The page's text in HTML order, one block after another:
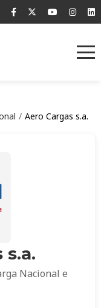
Aero Cargas s.a.
s.a.
Nacional e